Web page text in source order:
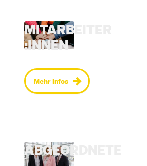
MITARBEITER
­:INNEN
Mehr Infos
ABGEORDNETE